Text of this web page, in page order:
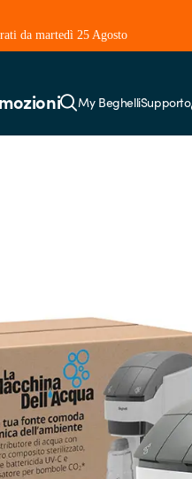
da martedì 25 Agosto
My BeghelliSupporto